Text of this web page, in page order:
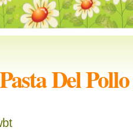
Del Pollo